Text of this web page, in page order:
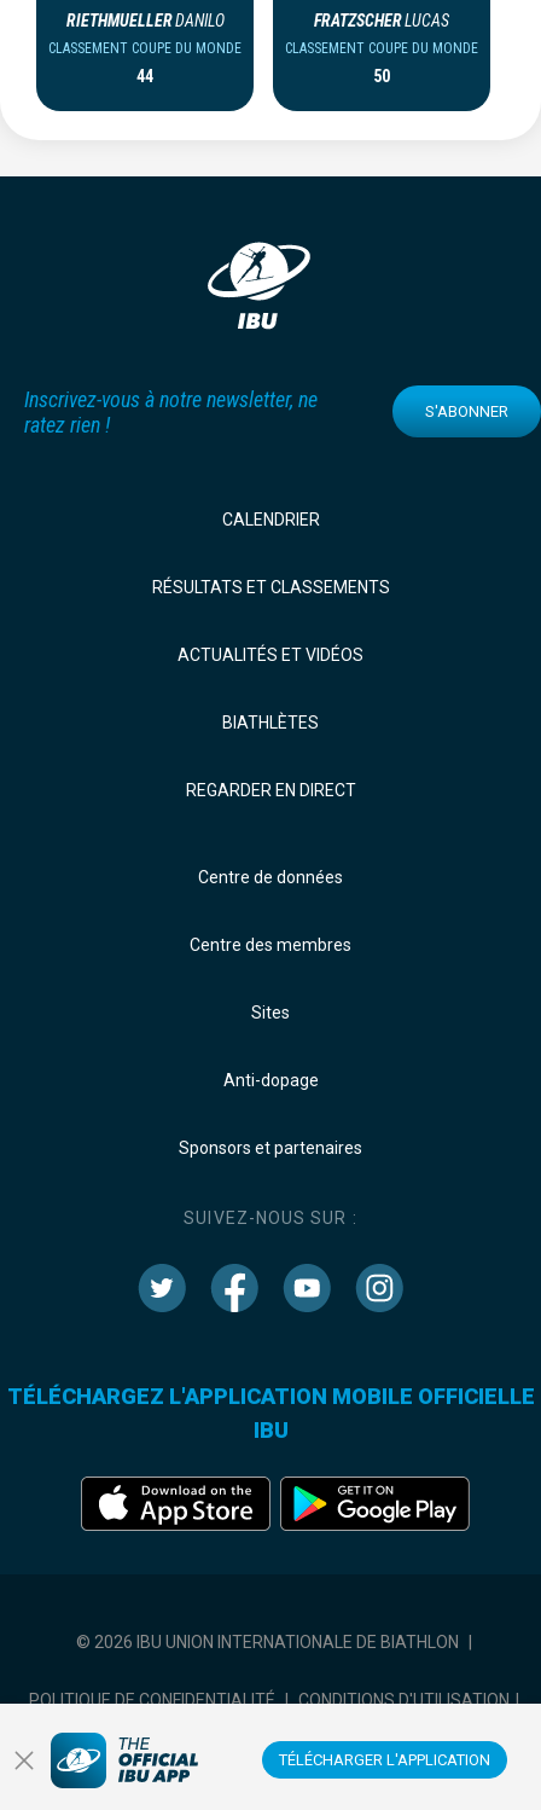
RIETHMUELLERDANILO
CLASSEMENT COUPE DU MONDE
44
FRATZSCHERLUCAS
CLASSEMENT COUPE DU MONDE
50
TÉLÉCHARGER L'APPLICATION
Inscrivez-vous à notre newsletter, ne
ratez rien !
S'ABONNER
CALENDRIER
RÉSULTATS ET CLASSEMENTS
ACTUALITÉS ET VIDÉOS
BIATHLÈTES
REGARDER EN DIRECT
Centre de données
Centre des membres
Sites
Anti-dopage
Sponsors et partenaires
SUIVEZ-NOUS SUR :
TÉLÉCHARGEZ L'APPLICATION MOBILE OFFICIELLE
IBU
© 2026 IBU UNION INTERNATIONALE DE BIATHLON
POLITIQUE DE CONFIDENTIALITÉ | CONDITIONS D'UTILISATION |
COOKIES SETTINGS